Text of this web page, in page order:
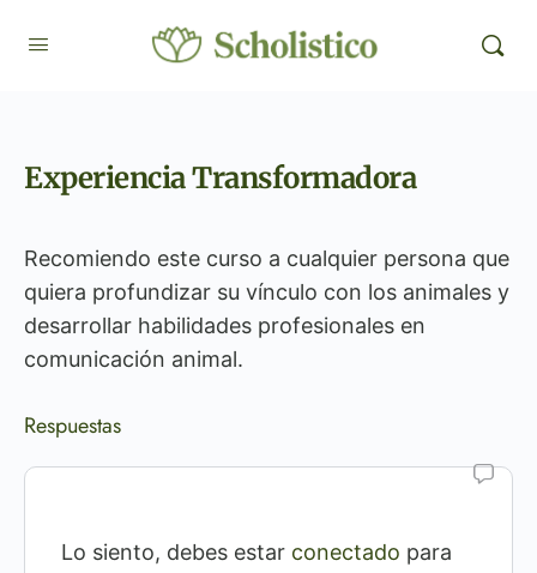
Experiencia Transformadora
Recomiendo este curso a cualquier persona que
quiera profundizar su vínculo con los animales y
desarrollar habilidades profesionales en
comunicación animal.
Respuestas
Lo siento, debes estar conectado para